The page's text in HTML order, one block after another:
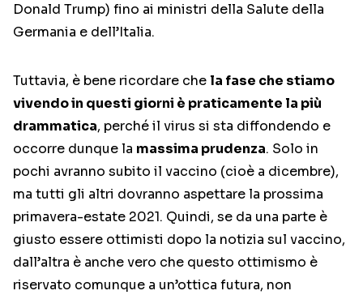
Donald Trump) fino ai ministri della Salute della
Germania e dell’Italia.
Tuttavia, è bene ricordare che la fase che stiamo
vivendo in questi giorni è praticamente la più
drammatica, perché il virus si sta diffondendo e
occorre dunque la massima prudenza. Solo in
pochi avranno subito il vaccino (cioè a dicembre),
ma tutti gli altri dovranno aspettare la prossima
primavera-estate 2021. Quindi, se da una parte è
giusto essere ottimisti dopo la notizia sul vaccino,
dall’altra è anche vero che questo ottimismo è
riservato comunque a un’ottica futura, non